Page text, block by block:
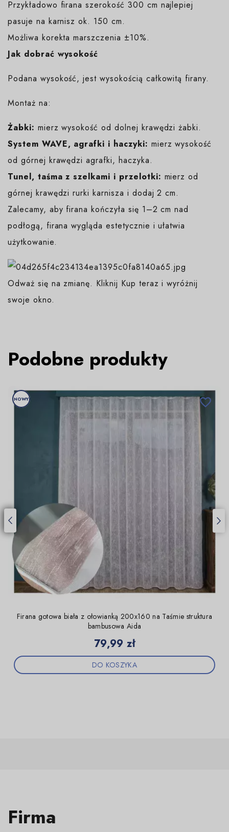
Przykładowo firana szerokość 300 cm najlepiej
pasuje na karnisz ok. 150 cm.
Możliwa korekta marszczenia ±10%.
Jak dobrać wysokość
Podana wysokość, jest wysokością całkowitą firany.
Montaż na:
Żabki: mierz wysokość od dolnej krawędzi żabki.
System WAVE, agrafki i haczyki: mierz wysokość
od górnej krawędzi agrafki, haczyka.
Tunel, taśma z szelkami i przelotki: mierz od
górnej krawędzi rurki karnisza i dodaj 2 cm.
Zalecamy, aby firana kończyła się 1–2 cm nad
podłogą, firana wygląda estetycznie i ułatwia
użytkowanie.
Odważ się na zmianę. Kliknij Kup teraz i wyróżnij
swoje okno.
Podobne produkty
NOWY
Firana gotowa biała z ołowianką 200x160 na Taśmie struktura
bambusowa Aida
Cena
79,99 zł
DO KOSZYKA

Firma